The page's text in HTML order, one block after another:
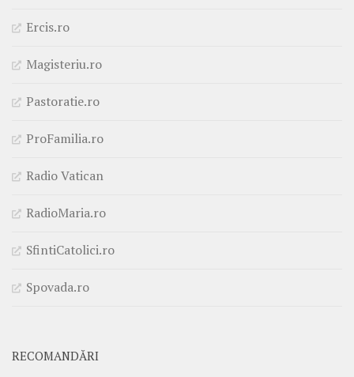
Ercis.ro
Magisteriu.ro
Pastoratie.ro
ProFamilia.ro
Radio Vatican
RadioMaria.ro
SfintiCatolici.ro
Spovada.ro
RECOMANDĂRI